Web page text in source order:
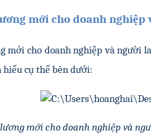
mới cho doanh nghiệp
mới cho doanh nghiệp và người
cụ thể bên dưới:
mới cho doanh nghiệp và